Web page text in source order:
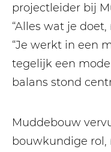
projectleider bij
“Alles wat je
“Je werkt in een
tegelijk een
balans stond
Muddebouw
bouwkundige